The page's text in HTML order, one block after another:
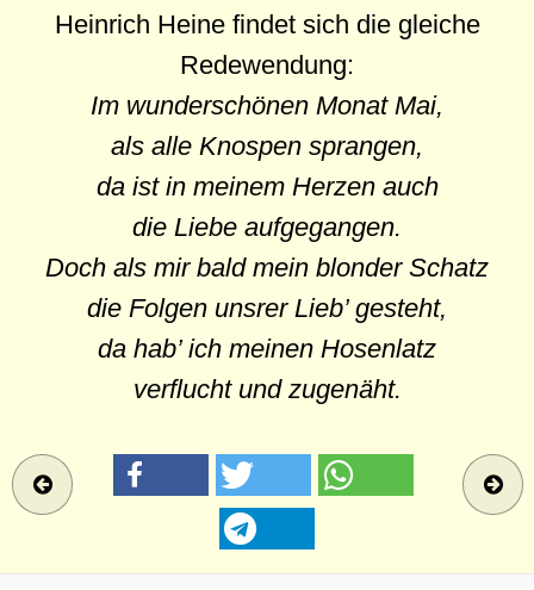
Heinrich Heine findet sich die gleiche
Redewendung:
Im wunderschönen Monat Mai,
als alle Knospen sprangen,
da ist in meinem Herzen auch
die Liebe aufgegangen.
Doch als mir bald mein blonder Schatz
die Folgen unsrer Lieb’ gesteht,
da hab’ ich meinen Hosenlatz
verflucht und zugenäht.